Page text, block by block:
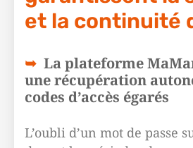
et la continuité
La plateforme
une récupération
codes d’accès égarés
L’oubli d’un mot de passe